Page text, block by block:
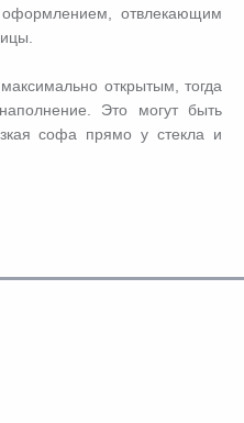
отвлекающим
открытым, тогда
Это могут быть
софа прямо у стекла и